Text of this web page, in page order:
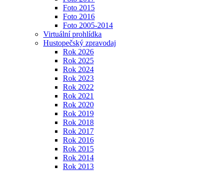
Foto 2015
Foto 2016
Foto 2005-2014
Virtuální prohlídka
Hustopečský zpravodaj
Rok 2026
Rok 2025
Rok 2024
Rok 2023
Rok 2022
Rok 2021
Rok 2020
Rok 2019
Rok 2018
Rok 2017
Rok 2016
Rok 2015
Rok 2014
Rok 2013